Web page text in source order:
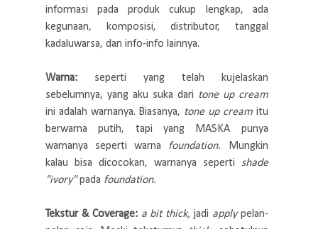
informasi pada produk cukup lengkap, ada
kegunaan, komposisi, distributor, tanggal
kadaluwarsa, dan info-info lainnya.
Warna: seperti yang telah kujelaskan
sebelumnya, yang aku suka dari tone up cream
ini adalah warnanya. Biasanya, tone up cream itu
berwarna putih, tapi yang MASKA punya
warnanya seperti warna foundation.
Mungkin
kalau bisa dicocokan, warnanya seperti shade
"ivory"pada foundation.
Tekstur & Coverage: a bit thick, jadi applypelan-